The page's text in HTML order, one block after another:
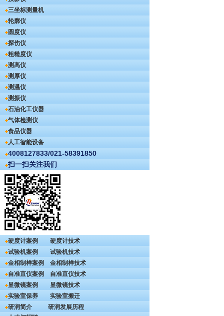
三坐标测量机
轮廓仪
圆度仪
探伤仪
粗糙度仪
测高仪
测厚仪
测温仪
测振仪
石油化工仪器
气体检测仪
食品仪器
人工智能设备
4008127833/021-58391850
扫一扫关注我们
硬度计案例
硬度计技术
试验机案例
试验机技术
金相制样案例
金相制样技术
自准直仪案例
自准直仪技术
显微镜案例
显微镜技术
实验室保养
实验室搬迁
研润简介
研润发展历程